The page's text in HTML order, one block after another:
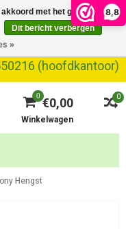
8,8
(hoofdkantoor)
0
0 €0,00
Winkelwagen
Hengst
met het gebruik van
Dit bericht verbergen
»